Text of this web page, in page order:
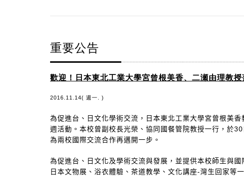
重要公告
歡迎！日本東北工業大學宮曾根美香、二瀬由理教
2016.11.14( 週一. )
為促進台、日文化學術交流，日本東北工業大學宮曾根美
週活動。本校曾副校長光榮、協同國餐管院教授一行，於
為兩校國際交流合作再邁開一步。
為促進台、日文化及學術交流與發展，並提供本校師生與
日本文物展、浴衣體驗、茶道教學、文化講座-灣生回家等